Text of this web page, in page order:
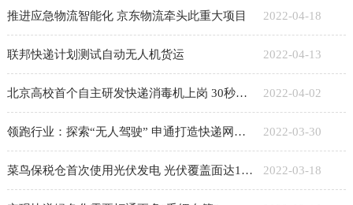
推进应急物流智能化 京东物流牵头此重大项目 2022-04-18
联邦快递计划测试自动无人机货运 2022-04-13
北京高校首个自主研发快递消毒机上岗 30秒灭杀细菌病毒 2022-04-02
领跑行业：探索“无人驾驶” 申通打造快递网络运输新模式 2022-03-30
菜鸟保税仓首次使用光伏发电 光伏覆盖面达10万平米 2022-03-18